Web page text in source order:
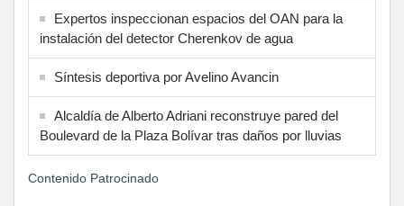
Expertos inspeccionan espacios del OAN para la
instalación del detector Cherenkov de agua
Síntesis deportiva por Avelino Avancin
Alcaldía de Alberto Adriani reconstruye pared del
Boulevard de la Plaza Bolívar tras daños por lluvias
Contenido Patrocinado